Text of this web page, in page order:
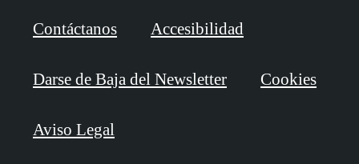
Contáctanos Accesibilidad
Darse de Baja del Newsletter Cookies
Aviso Legal